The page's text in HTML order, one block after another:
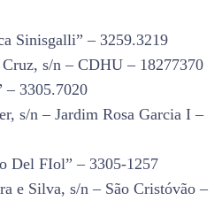
Sinisgalli” – 3259.3219
s/n – CDHU – 18277370
3305.7020
s/n – Jardim Rosa Garcia I –
Del FIol” – 3305-1257
e Silva, s/n – São Cristóvão –